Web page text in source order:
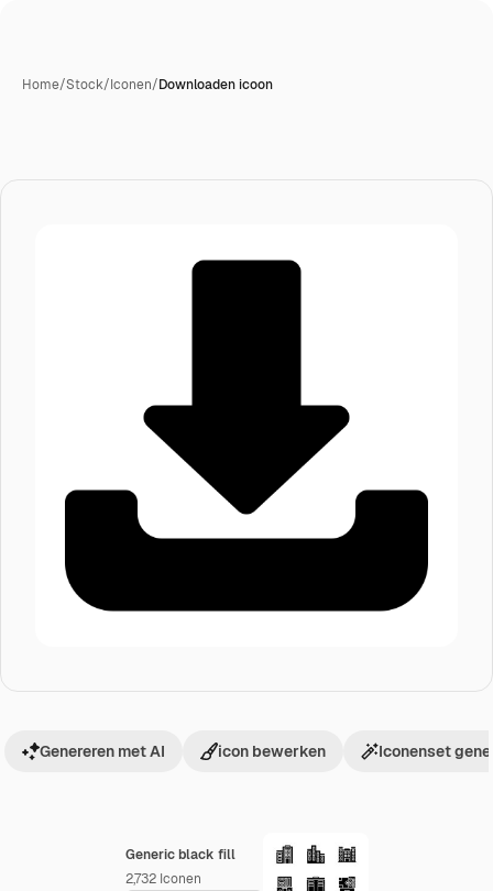
Home/Stock/Iconen/Downloaden icoon
Generic black fill
2,732 Iconen
Genereren met AI icon bewerken Iconenset